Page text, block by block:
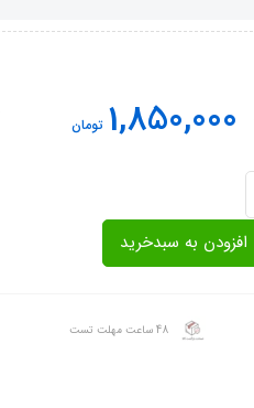
1,850,000 تومان
48 ساعت مهلت تست